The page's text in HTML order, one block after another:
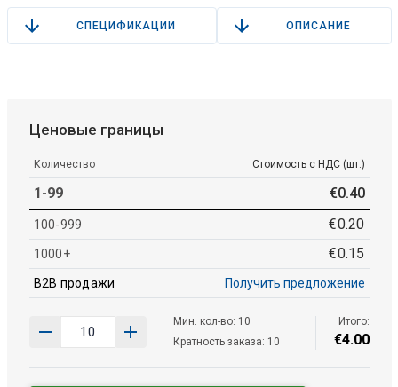
СПЕЦИФИКАЦИИ ОПИСАНИЕ
Ценовые границы
Количество Стоимость с НДС (шт.)
1-99 €0.40
100-999 €0.20
1000+ €0.15
B2B продажи Получить предложение
Мин. кол-во: 10
Кратность заказа: 10
Итого:
€4.00